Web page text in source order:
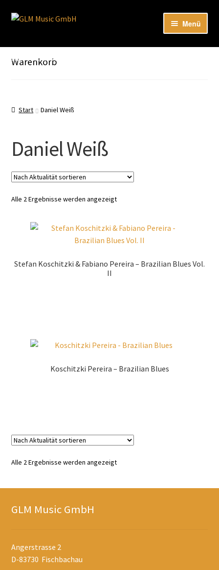
Hier sind unsere Neuigkeiten zu hören: Spotify
Zur
Zum
Menü
Unser Katalog
Warenkorb
Start Daniel Weiß
Daniel Weiß
Alle 2 Ergebnisse werden angezeigtNach
Stefan Koschitzki & Fabiano Pereira – Brazilian Blues Vol.
II
Koschitzki Pereira – Brazilian Blues
Alle 2 Ergebnisse werden angezeigtNach
GLM Music GmbH
Angerstrasse 2
D-83730 Fischbachau